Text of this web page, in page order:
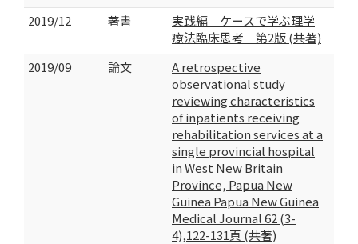
2019/12
著書
実践編 ケースで学ぶ理学
療法臨床思考 第2版 (共著)
2019/09
論文
A retrospective
observational study
reviewing characteristics
of inpatients receiving
rehabilitation services at a
single provincial hospital
in West New Britain
Province, Papua New
Guinea Papua New Guinea
Medical Journal 62 (3-
4),122-131頁 (共著)